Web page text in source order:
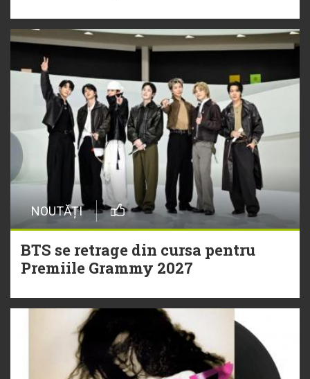
NOUTĂȚI
BTS se retrage din cursa pentru
Premiile Grammy 2027